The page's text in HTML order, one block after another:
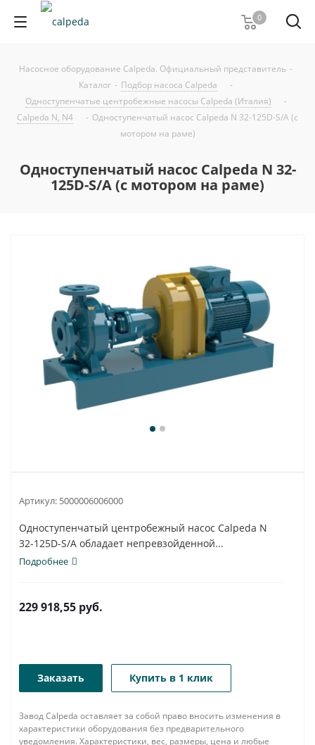
0
Насосное оборудование Calpeda. Официальный представитель -
Каталог - Подбор насоса Calpeda
-
Одноступенчатые центробежные насосы Calpeda (Италия)
-
Calpeda N, N4
- Одноступенчатый насос Calpeda N 32-125D-S/A (с
мотором на раме)
Одноступенчатый насос Calpeda N 32-
125D-S/A (с мотором на раме)
Артикул: 5000006006000
Одноступенчатый центробежный насос Calpeda N
32-125D-S/A обладает непревзойденной...
Подробнее
229 918,55 руб.
Заказать Купить в 1 клик
Завод Calpeda оставляет за собой право вносить изменения в
характеристики оборудования без предварительного
уведомления. Характеристики, вес, размеры, цена и любые